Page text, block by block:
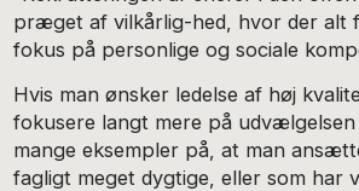
præget af vilkårlig-hed, hvor der alt
fokus på personlige og sociale
Hvis man ønsker ledelse af høj
fokusere langt mere på
mange eksempler på, at man
fagligt meget dygtige, eller som har